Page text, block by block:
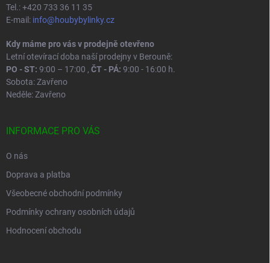
Tel.: +420 733 36 11 35
E-mail: info@houbybylinky.cz
Kdy máme pro vás v prodejně otevřeno
Letní otevírací doba naší prodejny v Berouně:
PO - ST: 9:00 – 17:00 , ČT - PÁ: 9:00 - 16:00 h.
Sobota: Zavřeno
Neděle: Zavřeno
INFORMACE PRO VÁS
O nás
Doprava a platba
Všeobecné obchodní podmínky
Podmínky ochrany osobních údajů
Hodnocení obchodu